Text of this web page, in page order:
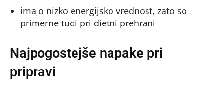
imajo nizko energijsko vrednost, zato so
primerne tudi pri dietni prehrani
Najpogostejše napake pri
pripravi